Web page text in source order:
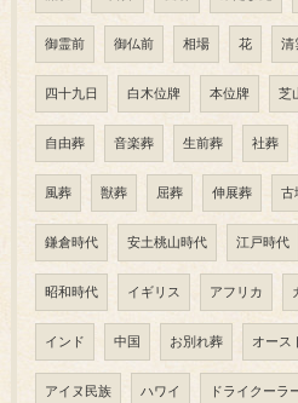
御霊前 御仏前 相場 花 清
四十九日 白木位牌 本位牌 芝
自由葬 音楽葬 生前葬 社葬
風葬 獣葬 屈葬 伸展葬 古
鎌倉時代 安土桃山時代 江戸時代
昭和時代 イギリス アフリカ
インド 中国 お別れ葬 オース
アイヌ民族 ハワイ ドライクーラ